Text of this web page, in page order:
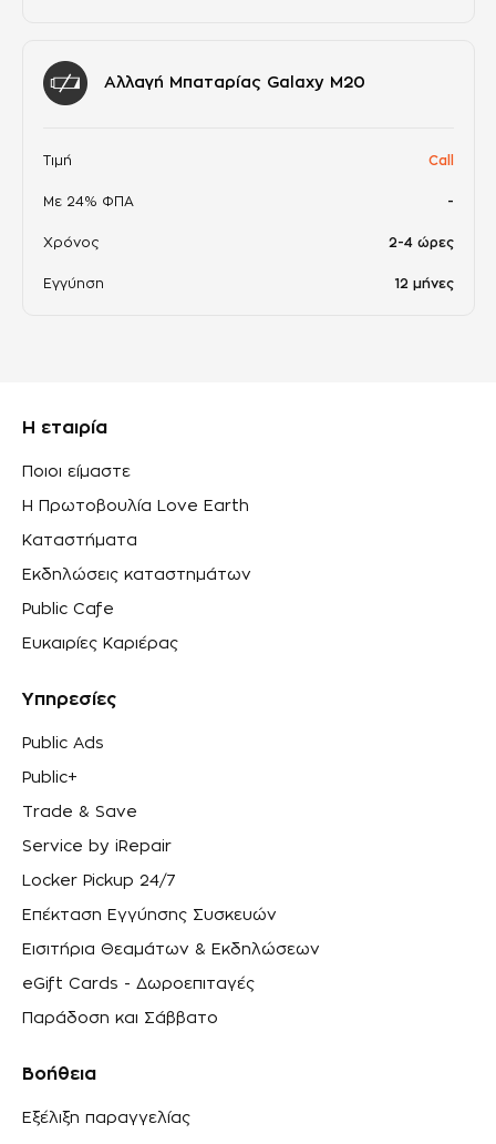
Αλλαγή Μπαταρίας Galaxy M20
Τιμή Call
Με 24% ΦΠΑ -
Χρόνος 2-4 ώρες
Εγγύηση 12 μήνες
Η εταιρία
Ποιοι είμαστε
Η Πρωτοβουλία Love Earth
Καταστήματα
Εκδηλώσεις καταστημάτων
Public Cafe
Ευκαιρίες Καριέρας
Υπηρεσίες
Public Ads
Public+
Trade & Save
Service by iRepair
Locker Pickup 24/7
Επέκταση Εγγύησης Συσκευών
Εισιτήρια Θεαμάτων & Εκδηλώσεων
eGift Cards - Δωροεπιταγές
Παράδοση και Σάββατο
Βοήθεια
Εξέλιξη παραγγελίας